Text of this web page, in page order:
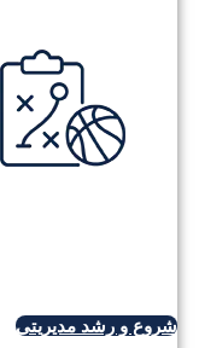
شروع و رشد مدیریتی